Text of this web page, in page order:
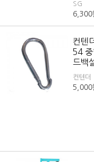
SG
6,300
컨텐
54 중
드백
컨텐더
5,000